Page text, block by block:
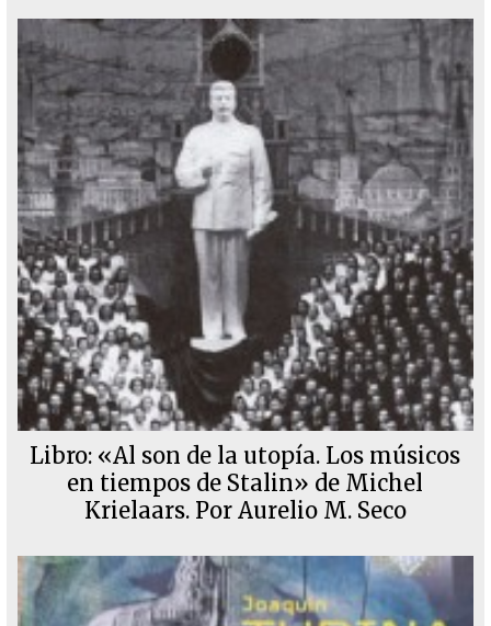
Libro: «Al son de la utopía. Los músicos
en tiempos de Stalin» de Michel
Krielaars. Por Aurelio M. Seco